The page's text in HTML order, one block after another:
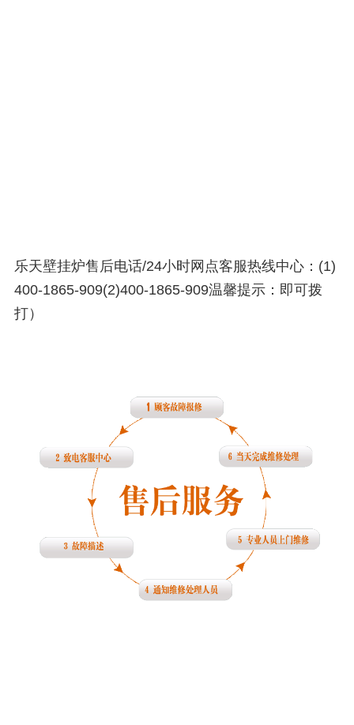
乐天壁挂炉售后电话/24小时网点客服热线中心：(1)
400-1865-909(2)400-1865-909温馨提示：即可拨
打）